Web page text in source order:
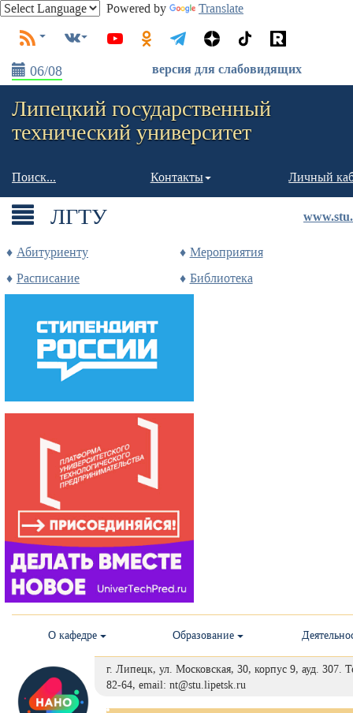
Powered by Translate
06/08 версия для слабовидящих
Липецкий государственный
технический университет
Поиск... Контакты Личный
ЛГТУ
Абитуриенту
Мероприятия
Расписание
Библиотека
О кафедре Образование
г. Липецк, ул. Московская, 30, корпус 9, ауд. 307.
82-64, email: nt@stu.lipetsk.ru